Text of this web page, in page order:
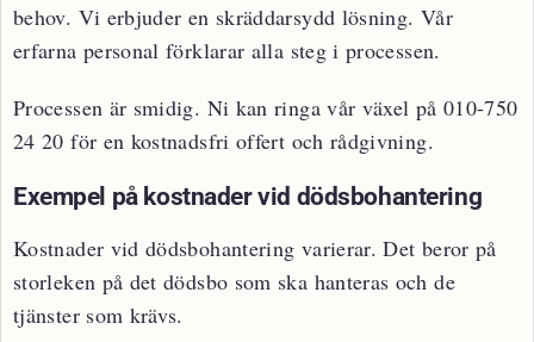
behov. Vi erbjuder en skräddarsydd lösning. Vår
erfarna personal förklarar alla steg i processen.
Processen är smidig. Ni kan ringa vår växel på 010-750
24 20 för en kostnadsfri offert och rådgivning.
Exempel på kostnader vid dödsbohantering
Kostnader vid dödsbohantering varierar. Det beror på
storleken på det dödsbo som ska hanteras och de
tjänster som krävs.